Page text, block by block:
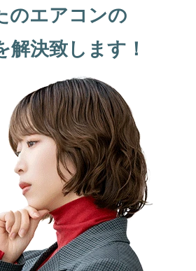
のエアコンの
解決致します！